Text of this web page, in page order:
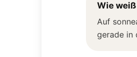
Wie
Auf
gerade in